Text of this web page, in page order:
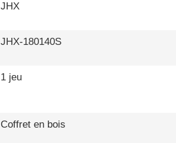
JHX
JHX-180140S
1 jeu
Coffret en bois